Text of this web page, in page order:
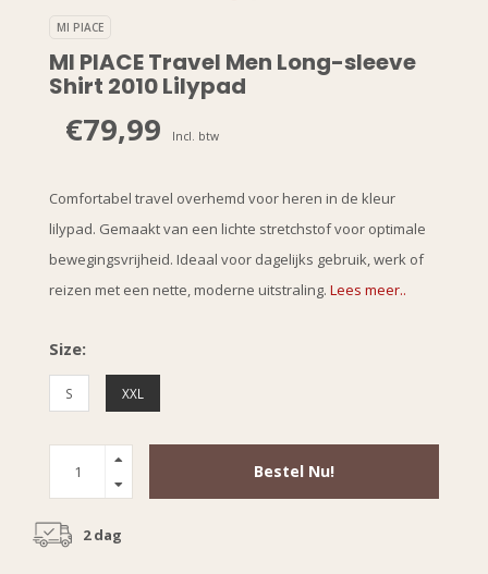
MI PIACE
MI PIACE Travel Men Long-sleeve
Shirt 2010 Lilypad
€79,99 Incl. btw
Comfortabel travel overhemd voor heren in de kleur
lilypad. Gemaakt van een lichte stretchstof voor optimale
bewegingsvrijheid. Ideaal voor dagelijks gebruik, werk of
reizen met een nette, moderne uitstraling. Lees meer..
Size:
S XXL
Bestel Nu!
2 dag